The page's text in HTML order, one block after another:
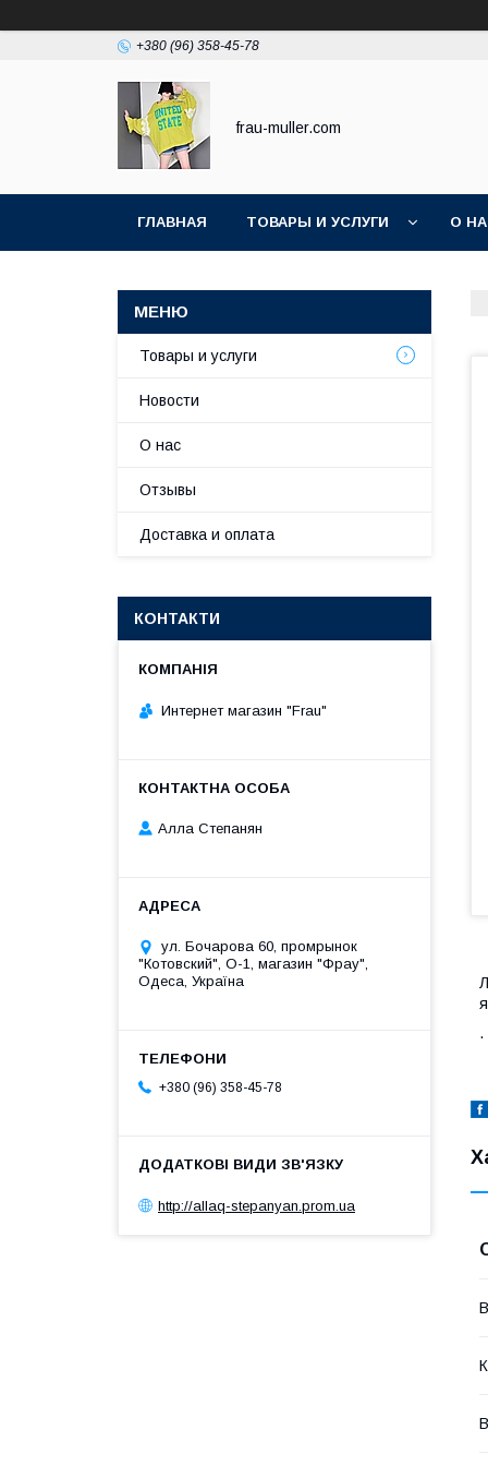
+380 (96) 358-45-78
frau-muller.com
ГЛАВНАЯ ТОВАРЫ И УСЛУГИ О
.
Товары и услуги
Новости
О нас
Отзывы
Доставка и оплата
КОНТАКТИ
Интернет магазин "Frau"
Алла Степанян
ул. Бочарова 60, промрынок
"Котовский", О-1, магазин "Фрау",
Одеса, Україна
+380 (96) 358-45-78
http://allaq-stepanyan.prom.ua